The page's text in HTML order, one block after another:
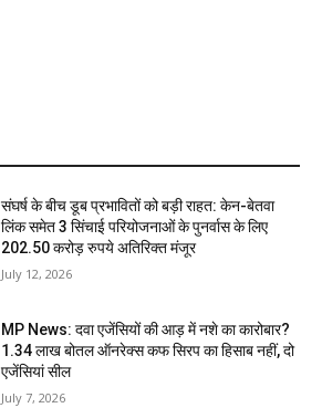
संघर्ष के बीच डूब प्रभावितों को बड़ी राहत: केन-बेतवा
लिंक समेत 3 सिंचाई परियोजनाओं के पुनर्वास के लिए
202.50 करोड़ रुपये अतिरिक्त मंजूर
July 12, 2026
MP News: दवा एजेंसियों की आड़ में नशे का कारोबार?
1.34 लाख बोतल ऑनरेक्स कफ सिरप का हिसाब नहीं, दो
एजेंसियां सील
July 7, 2026